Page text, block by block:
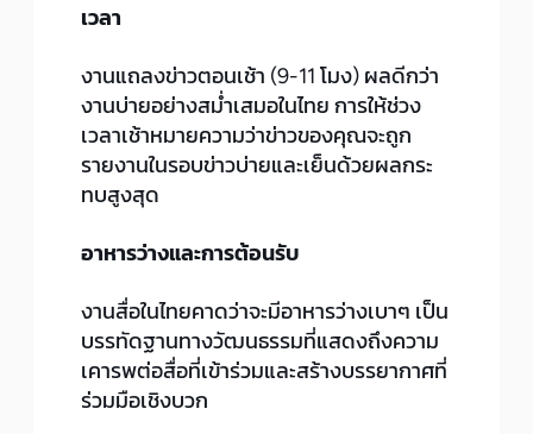
เวลา
งานแถลงข่าวตอนเช้า (9-11 โมง) ผลดีกว่า
งานบ่ายอย่างสม่ำเสมอในไทย การให้ช่วง
เวลาเช้าหมายความว่าข่าวของคุณจะถูก
รายงานในรอบข่าวบ่ายและเย็นด้วยผลกระ
ทบสูงสุด
อาหารว่างและการต้อนรับ
งานสื่อในไทยคาดว่าจะมีอาหารว่างเบาๆ เป็น
บรรทัดฐานทางวัฒนธรรมที่แสดงถึงความ
เคารพต่อสื่อที่เข้าร่วมและสร้างบรรยากาศที่
ร่วมมือเชิงบวก